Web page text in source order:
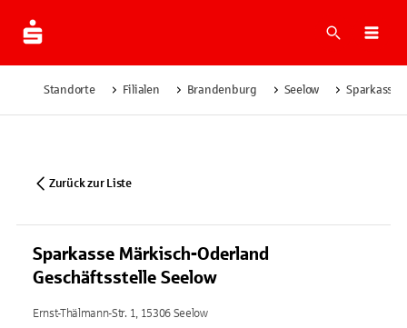
Suche
Standorte Filialen Brandenburg Seelow Sparkasse
Zurück zur Liste
Sparkasse Märkisch-Oderland
Geschäftsstelle Seelow
Ernst-Thälmann-Str. 1, 15306 Seelow